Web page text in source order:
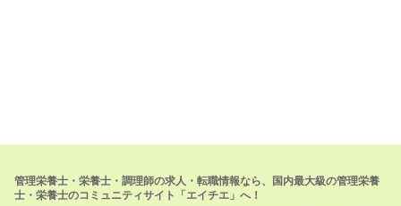
管理栄養士・栄養士・調理師の求人・転職情報なら、国内最大級の管理栄養
士・栄養士のコミュニティサイト「エイチエ」へ！